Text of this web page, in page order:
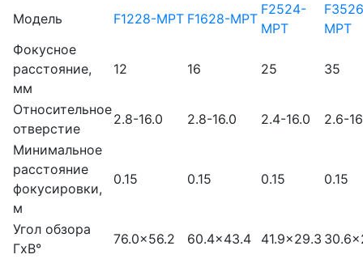
Модель F1228-MPT F1628-MPT
F2524-
MPT
MPT
Фокусное
расстояние,
мм
12 16 25 35
Относительное
отверстие
2.8-16.0 2.8-16.0 2.4-16.0
2.6-
Минимальное
расстояние
фокусировки,
м
0.15 0.15 0.15 0.15
Угол обзора
ГxВ°
76.0×56.2 60.4×43.4 41.9×29.3